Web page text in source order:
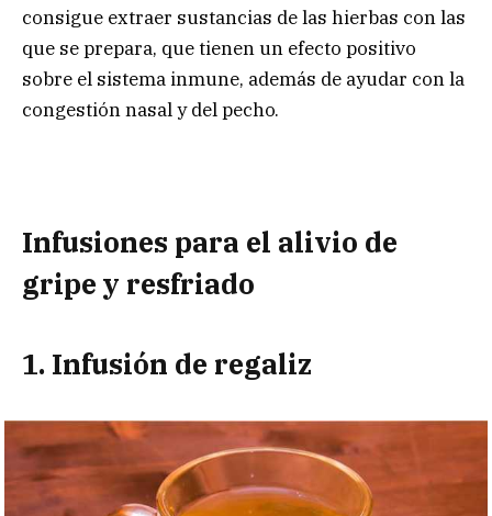
consigue extraer sustancias de las hierbas con las
que se prepara, que tienen un efecto positivo
sobre el sistema inmune, además de ayudar con la
congestión nasal y del pecho.
Infusiones para el alivio de
gripe y resfriado
1. Infusión de regaliz